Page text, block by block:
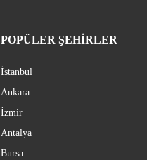
POPÜLER ŞEHİRLER
İstanbul
Ankara
İzmir
Antalya
Bursa